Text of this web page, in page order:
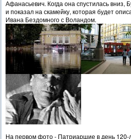
Афанасьевич. Когда она спустилась вниз,
и показал на скамейку, которая будет
Ивана Бездомного с Воландом.
На первом фото - Патриаршие в день 120-